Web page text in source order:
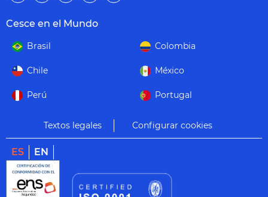
Cesce en el Mundo
Brasil Colombia
Chile México
Perú Portugal
Textos legales Configurar cookies
ES EN